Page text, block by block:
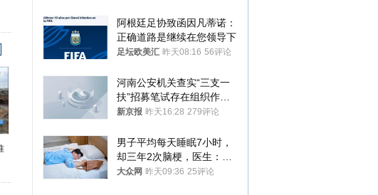
阿根廷足协致函因凡蒂诺：
正确道路是继续在您领导下
足坛欧美汇 昨天08:16 56评论
河南公安机关查实“三支一
扶”招募笔试存在组织作弊
犯罪行为
新京报 昨天16:28 279评论
男子平均每天睡眠7小时，
却三年2次脑梗，医生：这
样睡觉更伤身
大众网 昨天09:36 25评论